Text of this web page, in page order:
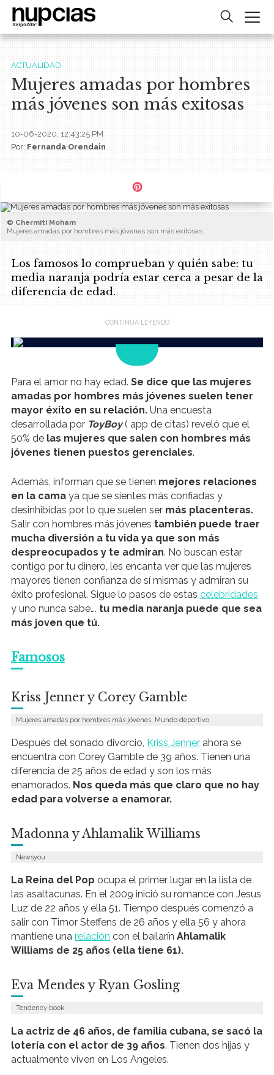
ACTUALIDAD
Mujeres amadas por hombres
más jóvenes son más exitosas
10-06-2020, 12:43:25 PM
Por:Fernanda Orendain
© Chermiti Moham
Mujeres amadas por hombres más jóvenes son más exitosas
Los famosos lo comprueban y quién sabe: tu
media naranja podría estar cerca a pesar de la
diferencia de edad.
Para el amor no hay edad. Se dice que las mujeres
amadas por hombres más jóvenes suelen tener
mayor éxito en su relación.Una encuesta
desarrollada por ToyBoy( app de citas) reveló que el
50% de las mujeres que salen con hombres más
jóvenes tienen puestos gerenciales.
Además, informan que se tienen mejores relaciones
en la camaya que se sientes más confiadas y
desinhibidas por lo que suelen ser más placenteras.
Salir con hombres más jóvenes también puede traer
mucha diversión a tu vida ya que son más
despreocupados y te admiran. No buscan estar
contigo por tu dinero, les encanta ver que las mujeres
mayores tienen confianza de sí mismas y admiran su
éxito profesional. Sigue lo pasos de estas celebridades
y uno nunca sabe…. tu media naranja puede que sea
más joven que tú.
Famosos
Kriss Jenner y Corey Gamble
Mujeres amadas por hombres más jóvenes, Mundo deportivo
Después del sonado divorcio, Kriss Jennerahora se
encuentra con Corey Gamble de 39 años. Tienen una
diferencia de 25 años de edad y son los más
enamorados. Nos queda más que claro que no hay
edad para volverse a enamorar.
Madonna y Ahlamalik Williams
Newsyou
La Reina del Pop ocupa el primer lugar en la lista de
las asaltacunas. En el 2009 inició su romance con Jesus
Luz de 22 años y ella 51. Tiempo después comenzó a
salir con Timor Steffens de 26 años y ella 56 y ahora
mantiene una relación con el bailarín Ahlamalik
Williams de 25 años (ella tiene 61).
Eva Mendes y Ryan Gosling
Tendency book
La actriz de 46 años, de familia cubana, se sacó la
lotería con el actor de 39 años. Tienen dos hijas y
actualmente viven en Los Angeles.